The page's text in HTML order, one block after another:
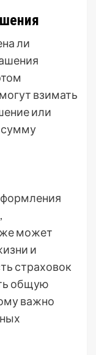
ли
взимать
или
сумму
может
и
страховок
общую
важно